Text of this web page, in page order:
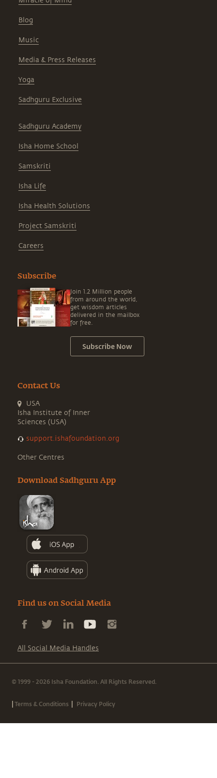
Blog
Music
Media & Press Releases
Yoga
Sadhguru Exclusive
Sadhguru Academy
Isha Home School
Samskriti
Isha Life
Isha Health Solutions
Project Samskriti
Careers
Subscribe
Join 1.2 Million people
from around the world,
get wisdom articles
delivered in the mailbox
for free.
Subscribe Now
Contact Us
USA
Isha Institute of Inner
Sciences (USA)
support.ishafoundation.org
Other Centres
Download Sadhguru App
Find us on Social Media
All Social Media Handles
© 1999 - 2026 Isha Foundation. All Rights Reserved.
|Terms & Conditions | Privacy Policy